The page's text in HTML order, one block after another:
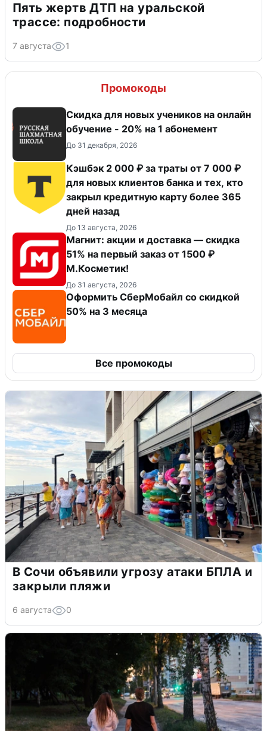
Пять жертв ДТП на уральской
трассе: подробности
7 августа 1
Промокоды
Скидка для новых учеников на онлайн
обучение - 20% на 1 абонемент
До 31 декабря, 2026
Кэшбэк 2 000 ₽ за траты от 7 000 ₽
для новых клиентов банка и тех, кто
закрыл кредитную карту более 365
дней назад
До 13 августа, 2026
Магнит: акции и доставка — скидка
51% на первый заказ от 1500 ₽
М.Косметик!
До 31 августа, 2026
Оформить СберМобайл со скидкой
50% на 3 месяца
Все промокоды
В Сочи объявили угрозу атаки БПЛА и
закрыли пляжи
6 августа 0